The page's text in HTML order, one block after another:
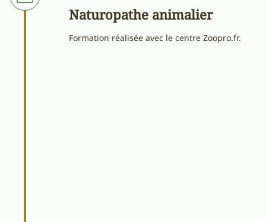
Naturopathe animalier
Formation réalisée avec le centre Zoopro.fr.